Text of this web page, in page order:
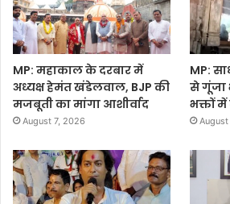
MP: महाकाल के दरबार में
अध्यक्ष हेमंत खंडेलवाल, BJP की
मजबूती का मांगा आशीर्वाद
August 7, 2026
MP:
से गूंजा
भक्तों